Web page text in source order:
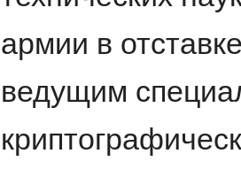
армии в
ведущим